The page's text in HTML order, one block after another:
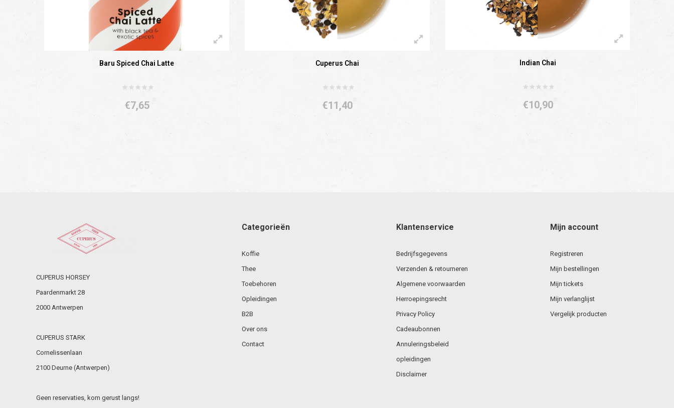
Baru Spiced Chai Latte
€7,65
Cuperus Chai
€11,40
Indian Chai
€10,90
CUPERUS HORSEY
Paardenmarkt 28
2000 Antwerpen
CUPERUS STARK
Cornelissenlaan
2100 Deurne (Antwerpen)
Geen reservaties, kom gerust langs!
Categorieën
Koffie
Thee
Toebehoren
Opleidingen
B2B
Over ons
Contact
Klantenservice
Bedrijfsgegevens
Verzenden & retourneren
Algemene voorwaarden
Herroepingsrecht
Privacy Policy
Cadeaubonnen
Annuleringsbeleid
opleidingen
Disclaimer
Mijn account
Registreren
Mijn bestellingen
Mijn tickets
Mijn verlanglijst
Vergelijk producten